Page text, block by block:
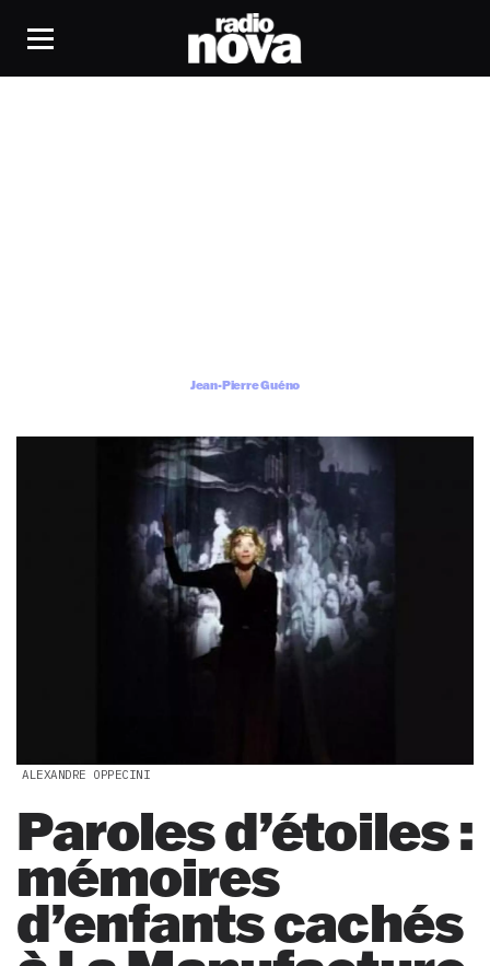
Jean-Pierre Guéno
ALEXANDRE OPPECINI
Paroles d’étoiles :
mémoires
d’enfants cachés